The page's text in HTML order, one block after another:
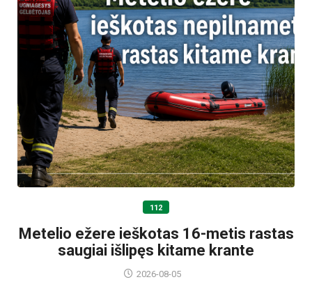
112
Metelio ežere ieškotas 16-metis rastas
saugiai išlipęs kitame krante
2026-08-05